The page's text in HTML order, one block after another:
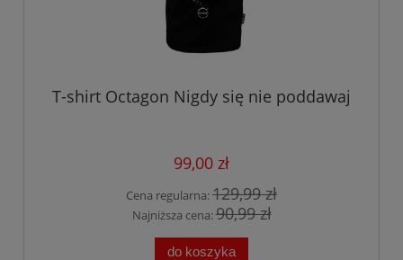
T-shirt Octagon Nigdy się nie poddawaj
99,00 zł
Cena regularna:129,99 zł
Najniższa cena:90,99 zł
do koszyka